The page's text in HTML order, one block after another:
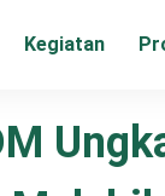
Kegiatan